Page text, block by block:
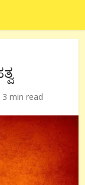
3 min read